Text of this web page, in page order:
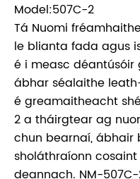
Model:507C-2
Tá Nuomi
le blianta fada agus
é i measc déantúsóir
ábhar séalaithe
é greamaitheacht
2 a tháirgtear ag
chun bearnaí, ábhair
sholáthraíonn
deannach. NM-